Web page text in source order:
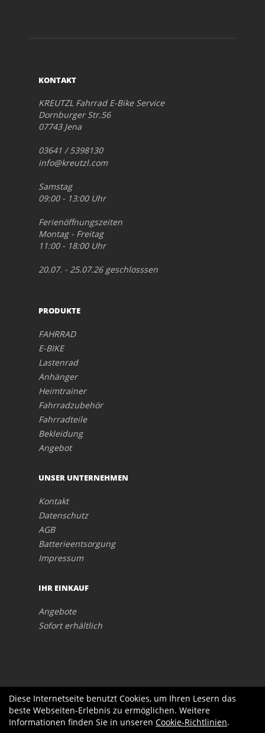
KONTAKT
KREUTZL Fahrrad E-Bike Service
Dornburger Str.56
07743 Jena
03641 / 5398130
info@kreutzl.com
Samstag
09:00 - 13:00 Uhr
Ferienöffnungszeiten
Montag - Freitag
11:00 - 18:00 Uhr
20.07. - 25.07.26 geschlosssen
PRODUKTE
FAHRRAD
E-BIKE
Lastenrad
Anhänger
Heimtrainer
Fahrradzubehör
Fahrradteile
Bekleidung
Angebot
UNSER UNTERNEHMEN
Kontakt
Datenschutz
AGB
Batterieentsorgung
Impressum
IHR EINKAUF
Angebote
Sofort erhältlich
Diese Internetseite benutzt Cookies, um Ihren Lesern das
beste Webseiten-Erlebnis zu ermöglichen. Weitere
Informationen finden Sie in unseren Cookie-Richtlinien.